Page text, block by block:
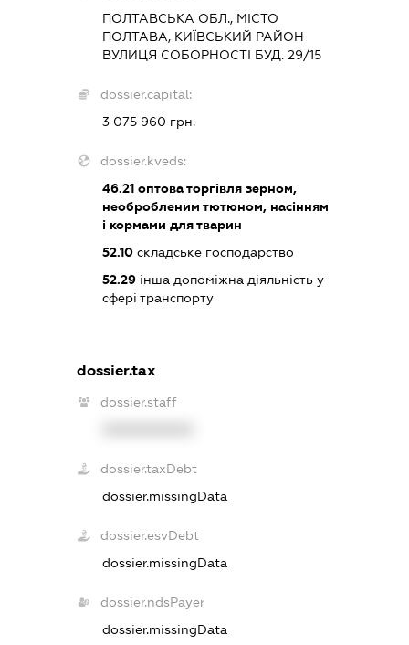
ПОЛТАВСЬКА ОБЛ., МІСТО
ПОЛТАВА, КИЇВСЬКИЙ РАЙОН
ВУЛИЦЯ СОБОРНОСТІ БУД. 29/15
dossier.capital:
3 075 960 грн.
dossier.kveds:
46.21оптова торгівля зерном,
необробленим тютюном, насінням
і кормами для тварин
52.10складське господарство
52.29інша допоміжна діяльність у
сфері транспорту
dossier.tax
dossier.staff
dossier.taxDebt
dossier.missingData
dossier.esvDebt
dossier.missingData
dossier.ndsPayer
dossier.missingData